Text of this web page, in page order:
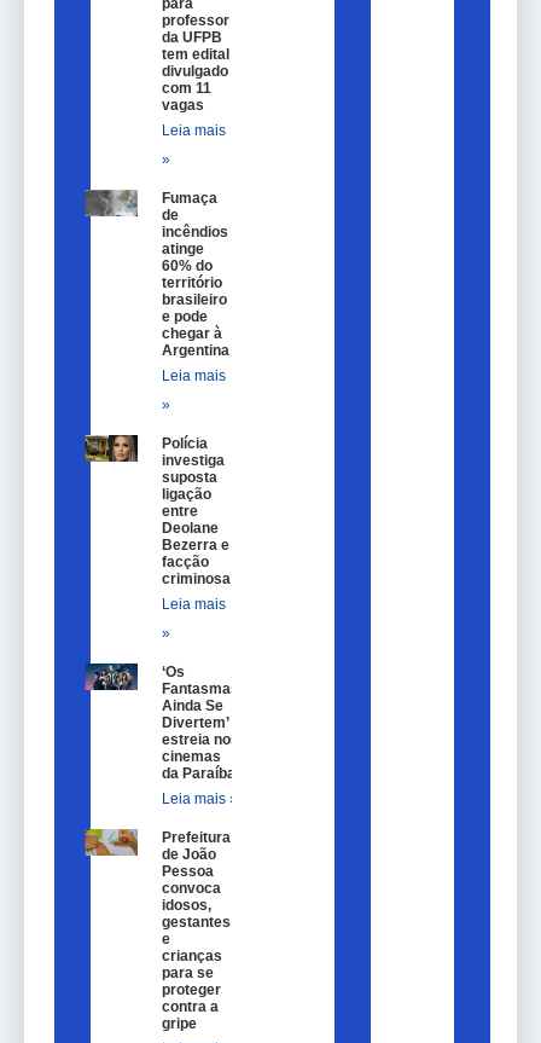
professor
da UFPB
tem edital
divulgado
com 11
vagas
Leia mais
»
Fumaça
de
incêndios
atinge
60% do
território
brasileiro
e pode
chegar à
Argentina
Leia mais
»
Polícia
investiga
suposta
ligação
entre
Deolane
Bezerra e
facção
criminosa
Leia mais
»
‘Os
Fantasmas
Ainda Se
Divertem’
estreia nos
cinemas
da Paraíba
Leia mais »
Prefeitura
de João
Pessoa
convoca
idosos,
gestantes
e
crianças
para se
proteger
contra a
gripe